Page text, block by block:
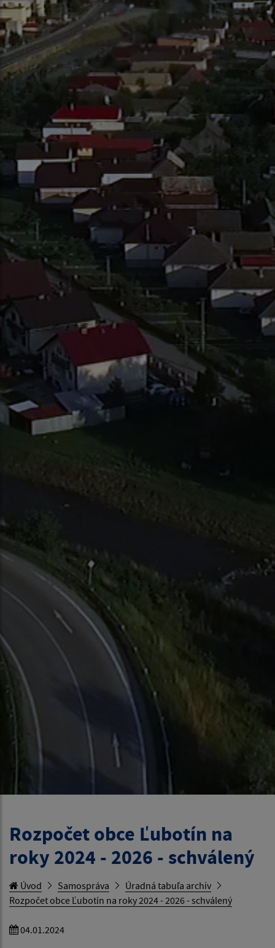
Rozpočet obce Ľubotín na
roky 2024 - 2026 - schválený
Úvod Samospráva
Úradná tabuľa archív
Rozpočet obce Ľubotín na roky 2024 - 2026 - schválený
04.01.2024